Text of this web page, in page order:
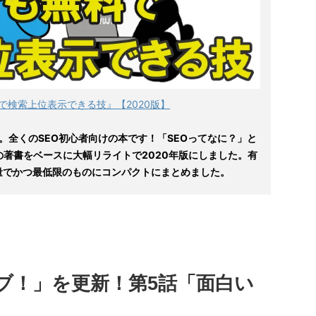
検索上位表示できる技』【2020版】
全くのSEO初心者向けの本です！「SEOってなに？」と
書をベースに大幅リライトで2020年版にしました。有
かつ最低限のものにコンパクトにまとめました。
！」を更新！第5話「面白い